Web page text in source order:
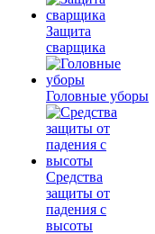
Защита
сварщика
Головные уборы
Средства
защиты от
падения с
высоты